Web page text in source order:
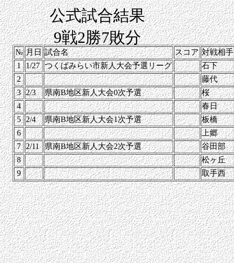
公式試合結果
9戦2勝7敗分
№ 月日 試合名 スコア 対戦相手
1 1/27 つくばみらい市新人大会予選リーグ 石下
2
藤代
3 2/3 県南B地区新人大会0次予選 桜
4
春日
5 2/4 県南B地区新人大会1次予選 板橋
6
上郷
7 2/11 県南B地区新人大会2次予選 谷田部
8
松ヶ丘
9
取手西